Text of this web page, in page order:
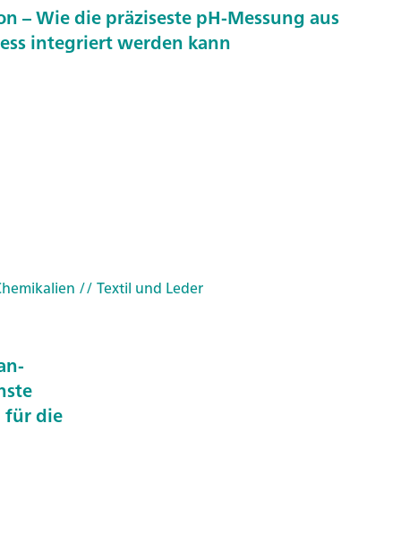
– Wie die präziseste pH-Messung aus
integriert werden kann
// Textil und Leder
für die